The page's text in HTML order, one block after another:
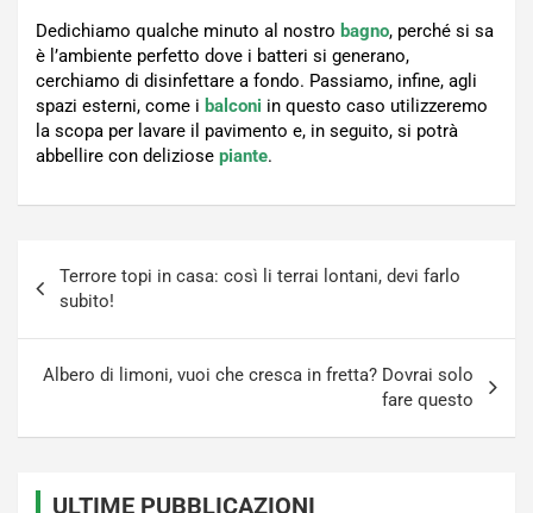
Dedichiamo qualche minuto al nostro bagno, perché si sa
è l’ambiente perfetto dove i batteri si generano,
cerchiamo di disinfettare a fondo. Passiamo, infine, agli
spazi esterni, come i balconi in questo caso utilizzeremo
la scopa per lavare il pavimento e, in seguito, si potrà
abbellire con deliziose piante.
articoli
Terrore topi in casa: così li terrai lontani, devi farlo
subito!
Albero di limoni, vuoi che cresca in fretta? Dovrai solo
fare questo
ULTIME PUBBLICAZIONI